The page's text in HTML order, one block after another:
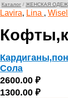
Каталог / ЖЕНСКАЯ
Lavira, Lina , Wisell
Сола
2600.00 ₽
1300.00 ₽